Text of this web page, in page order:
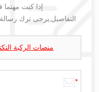
إذا كنت
التفاصيل,يرجى ترك
منصات الركبة